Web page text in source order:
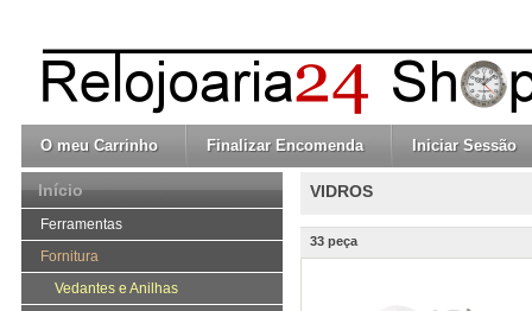
O meu Carrinho Finalizar Encomenda Iniciar Sessão
VIDROS
33 peça
Início
Ferramentas
Fornitura
Vedantes e Anilhas